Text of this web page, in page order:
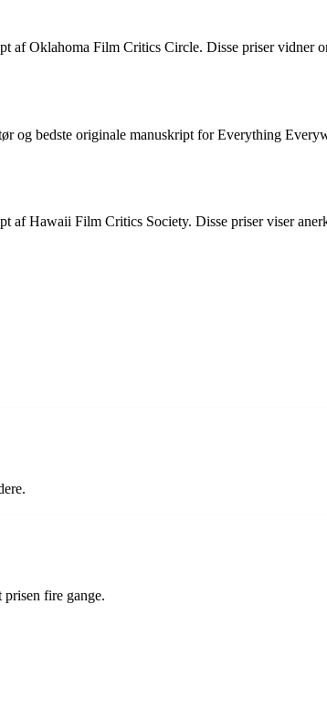
af Oklahoma Film Critics Circle. Disse priser vidner
bedste originale manuskript for Everything
Hawaii Film Critics Society. Disse priser viser
fire gange.